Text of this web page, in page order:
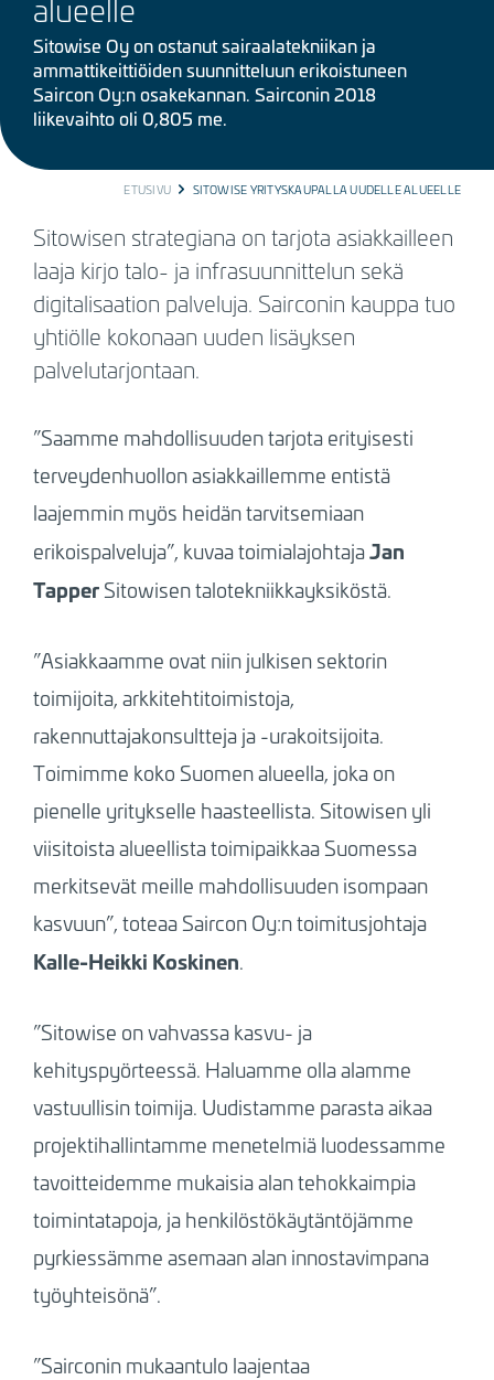
alueelle
Sitowise Oy on ostanut sairaalatekniikan ja
ammattikeittiöiden suunnitteluun erikoistuneen
Saircon Oy:n osakekannan. Sairconin 2018
liikevaihto oli 0,805 me.
BREADCRUMB
ETUSIVU SITOWISE YRITYSKAUPALLA UUDELLE ALUEELLE
Sitowisen strategiana on tarjota asiakkailleen
laaja kirjo talo- ja infrasuunnittelun sekä
digitalisaation palveluja. Sairconin kauppa tuo
yhtiölle kokonaan uuden lisäyksen
palvelutarjontaan.
”Saamme mahdollisuuden tarjota erityisesti
terveydenhuollon asiakkaillemme entistä
laajemmin myös heidän tarvitsemiaan
erikoispalveluja”, kuvaa toimialajohtajaJan
TapperSitowisen talotekniikkayksiköstä.
”Asiakkaamme ovat niin julkisen sektorin
toimijoita, arkkitehtitoimistoja,
rakennuttajakonsultteja ja -urakoitsijoita.
Toimimme koko Suomen alueella, joka on
pienelle yritykselle haasteellista. Sitowisen yli
viisitoista alueellista toimipaikkaa Suomessa
merkitsevät meille mahdollisuuden isompaan
kasvuun”, toteaa Saircon Oy:n toimitusjohtaja
Kalle-Heikki Koskinen.
”Sitowise on vahvassa kasvu- ja
kehityspyörteessä. Haluamme olla alamme
vastuullisin toimija. Uudistamme parasta aikaa
projektihallintamme menetelmiä luodessamme
tavoitteidemme mukaisia alan tehokkaimpia
toimintatapoja, ja henkilöstökäytäntöjämme
pyrkiessämme asemaan alan innostavimpana
työyhteisönä”.
”Sairconin mukaantulo laajentaa